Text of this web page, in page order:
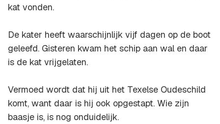
kat vonden.
De kater heeft waarschijnlijk vijf dagen op de boot
geleefd. Gisteren kwam het schip aan wal en daar
is de kat vrijgelaten.
Vermoed wordt dat hij uit het Texelse Oudeschild
komt, want daar is hij ook opgestapt. Wie zijn
baasje is, is nog onduidelijk.